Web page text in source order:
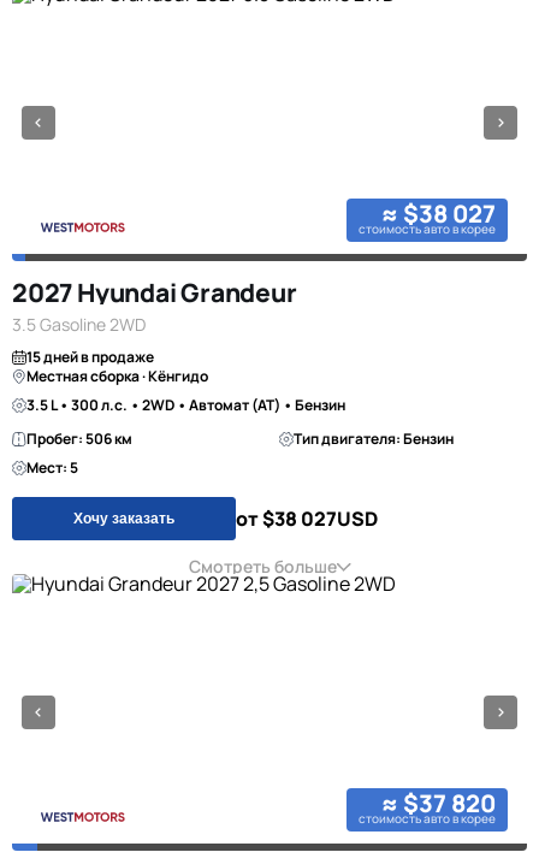
≈ $38 027
стоимость авто в корее
2027 Hyundai Grandeur
3.5 Gasoline 2WD
15 дней в продаже
Местная сборка · Кёнгидо
3.5 L • 300 л.с. • 2WD • Автомат (AT) • Бензин
Пробег: 506 км
Тип двигателя: Бензин
Мест: 5
Хочу заказать от $38 027USD
Смотреть больше
≈ $37 820
стоимость авто в корее